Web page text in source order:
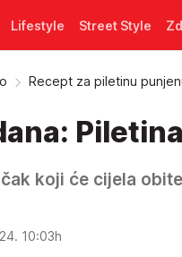
Lifestyle Street Style
Recept za piletinu
koji će cijela
10:03h